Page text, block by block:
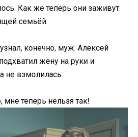
Как же теперь они заживут
семьёй.
конечно, муж. Алексей
жену на руки и
не взмолилась:
мне теперь нельзя так!